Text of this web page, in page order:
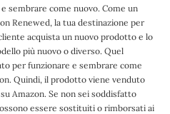
sembrare come nuovo. Come un
Renewed, la tua destinazione per
acquista un nuovo prodotto e lo
più nuovo o diverso. Quel
per funzionare e sembrare come
Quindi, il prodotto viene venduto
Amazon. Se non sei soddisfatto
essere sostituiti o rimborsati ai